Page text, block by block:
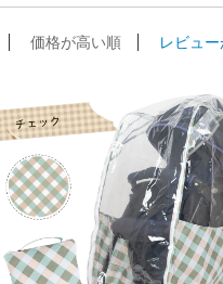
価格が高い順 レビュ